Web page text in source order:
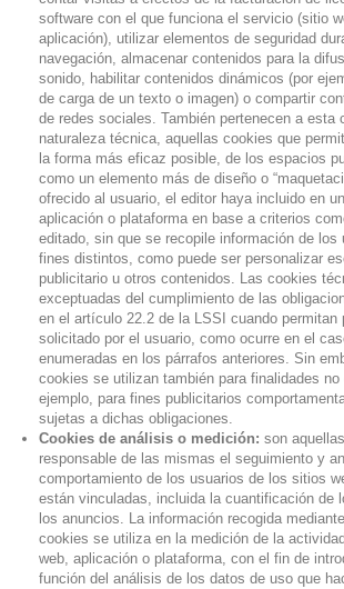
software con el que funciona el servicio (sitio
aplicación), utilizar elementos de seguridad
navegación, almacenar contenidos para la
sonido, habilitar contenidos dinámicos (por
de carga de un texto o imagen) o compartir
de redes sociales. También pertenecen a esta
naturaleza técnica, aquellas cookies que
la forma más eficaz posible, de los espacios
como un elemento más de diseño o
ofrecido al usuario, el editor haya incluido en
aplicación o plataforma en base a criterios
editado, sin que se recopile información de los
fines distintos, como puede ser personalizar
publicitario u otros contenidos. Las cookies
exceptuadas del cumplimiento de las
en el artículo 22.2 de la LSSI cuando permitan
solicitado por el usuario, como ocurre en el
enumeradas en los párrafos anteriores. Sin
cookies se utilizan también para finalidades no
ejemplo, para fines publicitarios
sujetas a dichas obligaciones.
Cookies de análisis o medición: son
responsable de las mismas el seguimiento y
comportamiento de los usuarios de los sitios
están vinculadas, incluida la cuantificación de
los anuncios. La información recogida
cookies se utiliza en la medición de la
web, aplicación o plataforma, con el fin de
función del análisis de los datos de uso que